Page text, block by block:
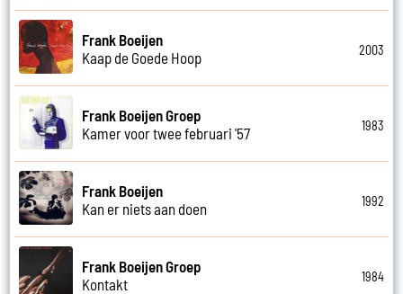
Frank Boeijen
Kaap de Goede Hoop
2003
Frank Boeijen Groep
Kamer voor twee februari '57
1983
Frank Boeijen
Kan er niets aan doen
1992
Frank Boeijen Groep
Kontakt
1984